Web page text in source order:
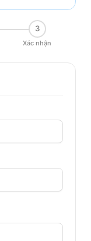
3
Xác nhận